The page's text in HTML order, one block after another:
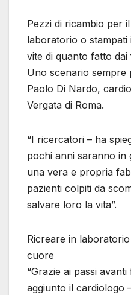
Pezzi di ricambio per
laboratorio o
vite di quanto fatto
Uno scenario sempre
Paolo Di Nardo,
Vergata di Roma.
“I ricercatori – ha
pochi anni saranno in
una vera e propria
pazienti colpiti da
salvare loro la vita”.
Ricreare in
cuore
“Grazie ai passi
aggiunto il cardiologo